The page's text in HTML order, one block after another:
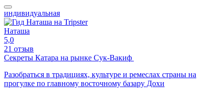
индивидуальная
Наташа
5,0
21 отзыв
Секреты Катара на рынке Сук-Вакиф
Разобраться в традициях, культуре и ремеслах страны на
прогулке по главному восточному базару Дохи